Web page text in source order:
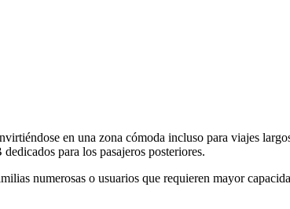
en una zona cómoda incluso para viajes
para los pasajeros posteriores.
numerosas o usuarios que requieren mayor